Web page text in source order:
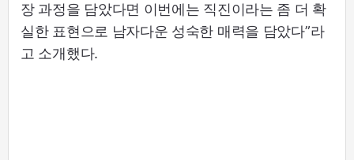
장 과정을 담았다면 이번에는 직진이라는 좀 더 확
실한 표현으로 남자다운 성숙한 매력을 담았다”라
고 소개했다.